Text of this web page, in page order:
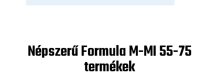
Népszerű Formula M-MI 55-75
termékek